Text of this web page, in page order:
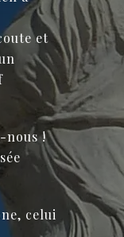
et
nous !
celui